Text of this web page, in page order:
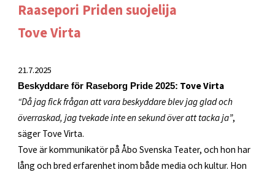
Raasepori Priden suojelija
Tove Virta
21.7.2025
Beskyddare för Raseborg Pride 2025: Tove Virta
“Då jag fick frågan att vara beskyddare blev jag glad och
överraskad, jag tvekade inte en sekund över att tacka ja”,
säger Tove Virta.
Tove är kommunikatör på Åbo Svenska Teater, och hon har
lång och bred erfarenhet inom både media och kultur. Hon